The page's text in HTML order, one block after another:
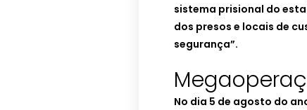
sistema prisional do
dos presos e locais de
segurança”.
No dia 5 de agosto do